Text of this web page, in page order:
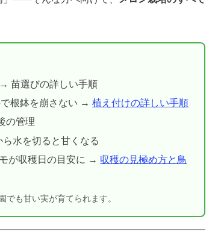
苗選びの詳しい手順
で根鉢を崩さない →植え付けの詳しい手順
の管理
水を切ると甘くなる
が収穫日の目安に → 収穫の見極め方と鳥
も甘い実が育てられます。